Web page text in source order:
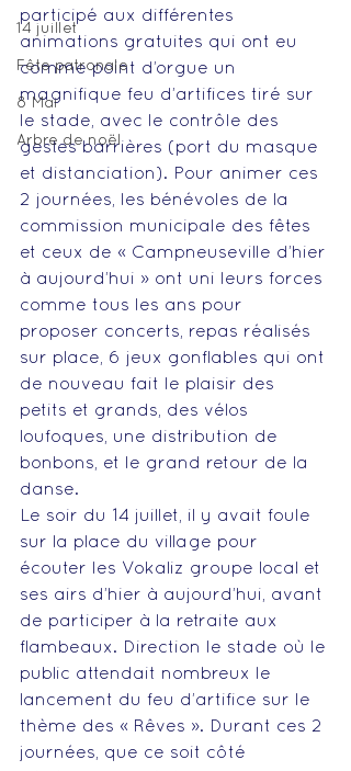
14 juillet
Fête patronale
8 Mai
Arbre de noël
participé aux différentes
animations gratuites qui ont eu
comme point d’orgue un
magnifique feu d’artifices tiré sur
le stade, avec le contrôle des
gestes barrières (port du masque
et distanciation). Pour animer ces
2 journées, les bénévoles de la
commission municipale des fêtes
et ceux de « Campneuseville d’hier
à aujourd’hui » ont uni leurs forces
comme tous les ans pour
proposer concerts, repas réalisés
sur place, 6 jeux gonflables qui ont
de nouveau fait le plaisir des
petits et grands, des vélos
loufoques, une distribution de
bonbons, et le grand retour de la
danse.
Le soir du 14 juillet, il y avait foule
sur la place du village pour
écouter les Vokaliz groupe local et
ses airs d’hier à aujourd’hui, avant
de participer à la retraite aux
flambeaux. Direction le stade où le
public attendait nombreux le
lancement du feu d’artifice sur le
thème des « Rêves ». Durant ces 2
journées, que ce soit côté